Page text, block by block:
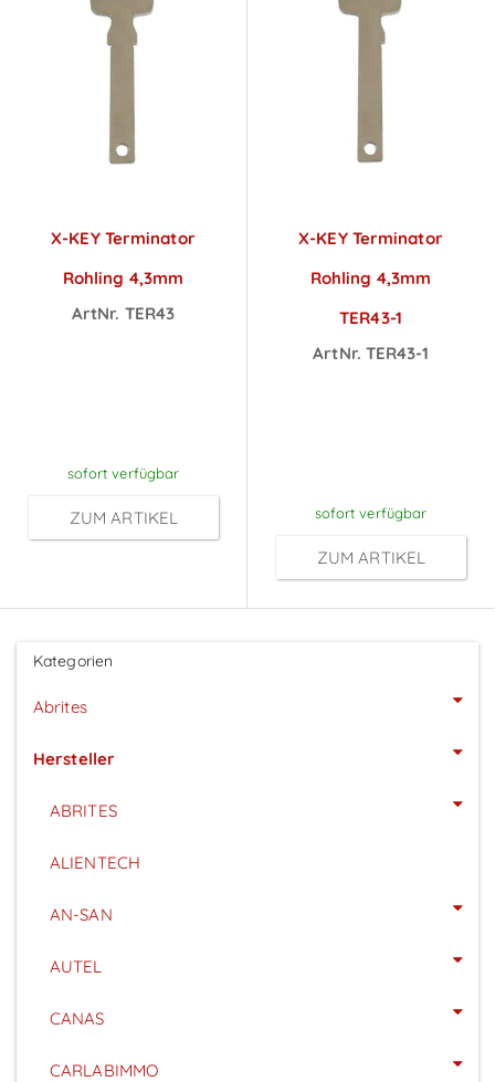
X-KEY Terminator
Rohling 4,3mm
ArtNr. TER43
sofort verfügbar
ZUM ARTIKEL
X-KEY Terminator
Rohling 4,3mm
TER43-1
ArtNr. TER43-1
sofort verfügbar
ZUM ARTIKEL
Kategorien
Abrites
Hersteller
ABRITES
ALIENTECH
AN-SAN
AUTEL
CANAS
CARLABIMMO